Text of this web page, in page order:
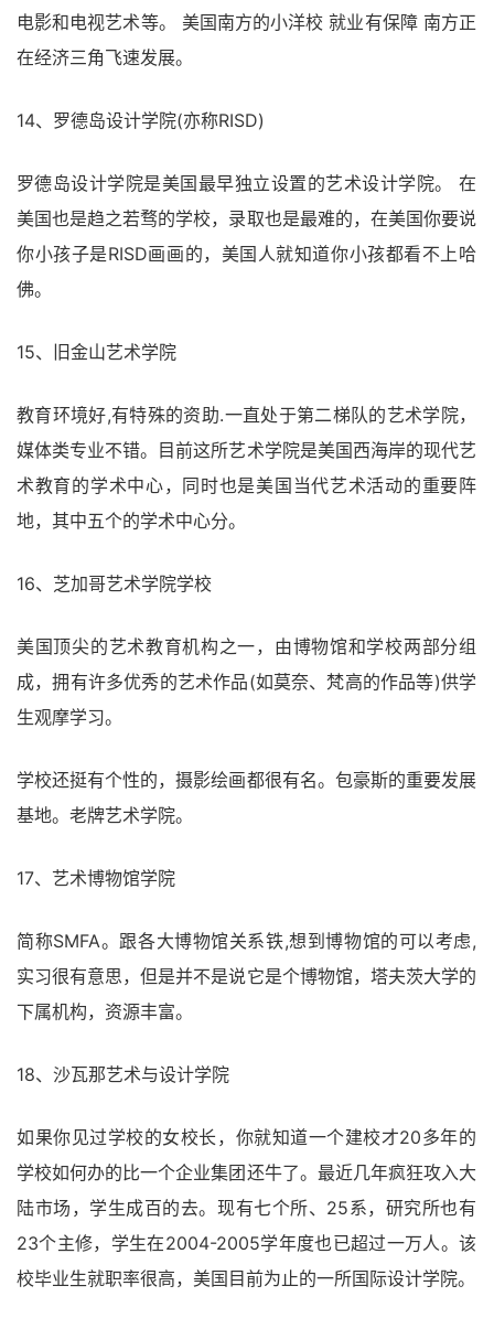
电影和电视艺术等。 美国南方的小洋校 就业有保障 南方正
在经济三角飞速发展。
14、罗德岛设计学院(亦称RISD)
罗德岛设计学院是美国最早独立设置的艺术设计学院。 在
美国也是趋之若骛的学校，录取也是最难的，在美国你要说
你小孩子是RISD画画的，美国人就知道你小孩都看不上哈
佛。
15、旧金山艺术学院
教育环境好,有特殊的资助.一直处于第二梯队的艺术学院，
媒体类专业不错。目前这所艺术学院是美国西海岸的现代艺
术教育的学术中心，同时也是美国当代艺术活动的重要阵
地，其中五个的学术中心分。
16、芝加哥艺术学院学校
美国顶尖的艺术教育机构之一，由博物馆和学校两部分组
成，拥有许多优秀的艺术作品(如莫奈、梵高的作品等)供学
生观摩学习。
学校还挺有个性的，摄影绘画都很有名。包豪斯的重要发展
基地。老牌艺术学院。
17、艺术博物馆学院
简称SMFA。跟各大博物馆关系铁,想到博物馆的可以考虑,
实习很有意思，但是并不是说它是个博物馆，塔夫茨大学的
下属机构，资源丰富。
18、沙瓦那艺术与设计学院
如果你见过学校的女校长，你就知道一个建校才20多年的
学校如何办的比一个企业集团还牛了。最近几年疯狂攻入大
陆市场，学生成百的去。现有七个所、25系，研究所也有
23个主修，学生在2004-2005学年度也已超过一万人。该
校毕业生就职率很高，美国目前为止的一所国际设计学院。